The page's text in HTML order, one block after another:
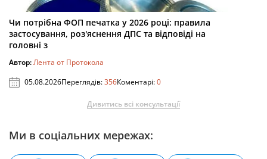
Чи потрібна ФОП печатка у 2026 році: правила
застосування, роз'яснення ДПС та відповіді на
головні з
Автор:Лента от Протокола
05.08.2026Переглядів:356Коментарі:0
Дивитись всі консультації
Ми в соціальних мережах: